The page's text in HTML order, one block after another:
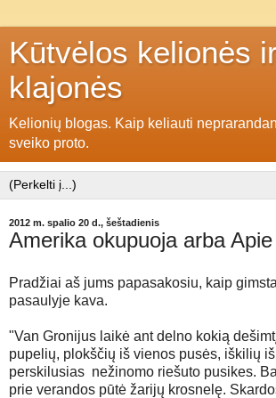
Kūtvėlos kelionės ir
klajonės
Kelionių blogas. Kaip keliauti
sveiko proto.
2012 m. spalio 20 d., šeštadienis
Amerika okupuoja arba
Pradžiai aš jums papasakosiu, kaip
pasaulyje kava.
"Van Gronijus laikė ant delno kokią
pupelių, plokščių iš vienos pusės, iškilių
perskilusias nežinomo riešuto pusikes.
prie verandos pūtė žarijų krosnelę.